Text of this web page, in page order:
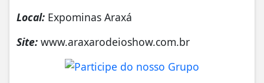
Local: Expominas Araxá
Site: www.araxarodeioshow.com.br